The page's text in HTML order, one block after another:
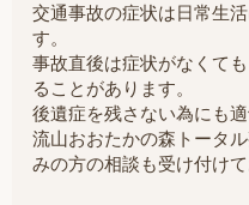
交通事故の症状は日常生
す。
事故直後は症状がなくて
ることがあります。
後遺症を残さない為にも
流山おおたかの森トータ
みの方の相談も受け付けて